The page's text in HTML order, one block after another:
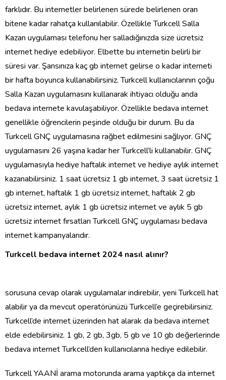
farklıdır. Bu internetler belirlenen sürede belirlenen oran
bitene kadar rahatça kullanılabilir. Özellikle Turkcell Salla
Kazan uygulaması telefonu her salladığınızda size ücretsiz
internet hediye edebiliyor. Elbette bu internetin belirli bir
süresi var. Şansınıza kaç gb internet gelirse o kadar interneti
bir hafta boyunca kullanabilirsiniz. Turkcell kullanıcılarının çoğu
Salla Kazan uygulamasını kullanarak ihtiyacı olduğu anda
bedava internete kavulaşabiliyor. Özellikle bedava internet
genellikle öğrencilerin peşinde olduğu bir durum. Bu da
Turkcell GNÇ uygulamasına rağbet edilmesini sağlıyor. GNÇ
uygulamasını 26 yaşına kadar her Turkcell’li kullanabilir. GNÇ
uygulamasıyla hediye haftalık internet ve hediye aylık internet
kazanabilirsiniz. 1 saat ücretsiz 1 gb internet, 3 saat ücretsiz 1
gb internet, haftalık 1 gb ücretsiz internet, haftalık 2 gb
ücretsiz internet, aylık 1 gb ücretsiz internet ve aylık 5 gb
ücretsiz internet fırsatları Turkcell GNÇ uygulaması bedava
internet kampanyalarıdır.
Turkcell bedava internet 2024 nasıl alınır?
sorusuna cevap olarak uygulamalar indirebilir, yeni Turkcell hat
alabilir ya da mevcut operatörünüzü Turkcell’e geçirebilirsiniz.
Turkcell’de internet üzerinden hat alarak da bedava internet
elde edebilirsiniz. 1 gb, 2 gb, 3gb, 5 gb ve 10 gb değerlerinde
bedava internet Turkcell’den kullanıcılarına hediye edilebilir.
Turkcell YAANİ arama motorunda arama yaptıkça da internet